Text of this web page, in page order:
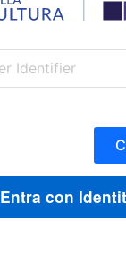
Entra con